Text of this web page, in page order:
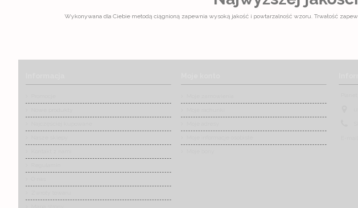
Wykonywana dla Ciebie metodą ciągnioną zapewnia wysoką jakość i powtarzalność wzoru. Trwałość